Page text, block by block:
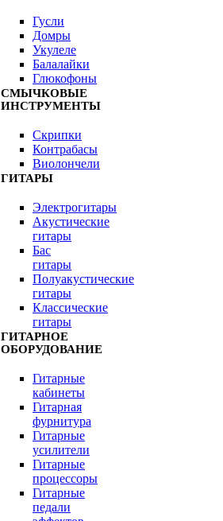
Гусли
Домры
Укулеле
Балалайки
Глюкофоны
СМЫЧКОВЫЕ
ИНСТРУМЕНТЫ
Скрипки
Контрабасы
Виолончели
ГИТАРЫ
Электрогитары
Акустические
гитары
Бас
гитары
Полуакустические
гитары
Классические
гитары
ГИТАРНОЕ
ОБОРУДОВАНИЕ
Гитарные
кабинеты
Гитарная
фурнитура
Гитарные
усилители
Гитарные
процессоры
Гитарные
педали